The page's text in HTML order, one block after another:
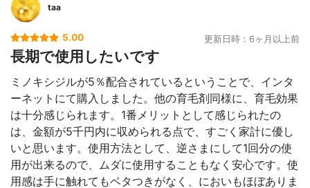
taa
5.00 更新日時：6ヶ月以上前
長期で使用したいです
ミノキシジルが5％配合されているということで、インタ
ーネットにて購入しました。他の育毛剤同様に、育毛効果
は十分感じられます。1番メリットとして感じられたの
は、金額が5千円内に収められる点で、すごく家計に優し
いと思います。使用方法として、逆さまにして1回分の使
用が出来るので、ムダに使用することもなく安心です。使
用感は手に触れてもベタつきがなく、においもほぼありま